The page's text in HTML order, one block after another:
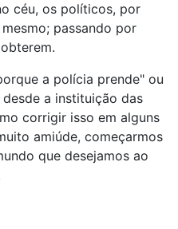
céu, os políticos, por
passando por
a polícia prende" ou
a instituição das
corrigir isso em alguns
amiúde, começarmos
que desejamos ao